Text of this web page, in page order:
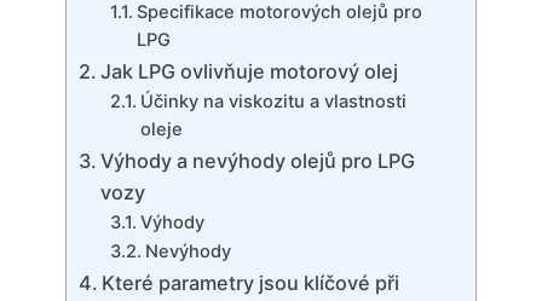
Specifikace motorových olejů pro
LPG
Jak LPG ovlivňuje motorový olej
Účinky na viskozitu a vlastnosti
oleje
Výhody a nevýhody olejů pro LPG
vozy
Výhody
Nevýhody
Které parametry jsou klíčové při